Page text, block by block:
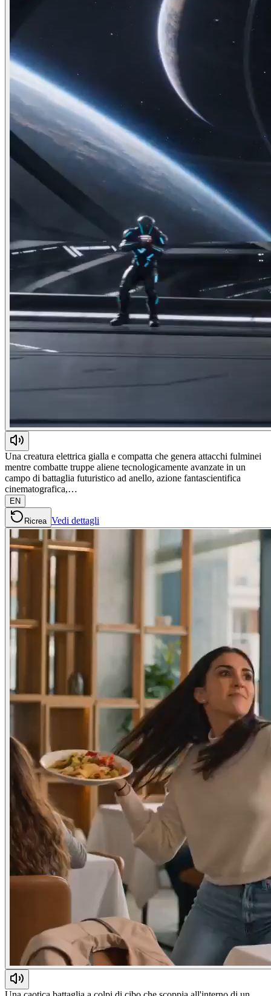
Una creatura elettrica gialla e compatta che genera attacchi fulminei
mentre combatte truppe aliene tecnologicamente avanzate in un
campo di battaglia futuristico ad anello, azione fantascientifica
cinematografica,…
EN
Ricrea Vedi dettagli